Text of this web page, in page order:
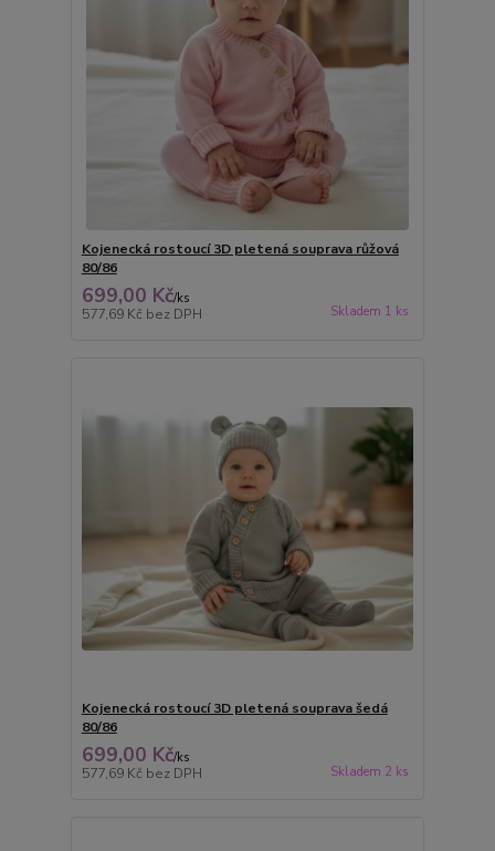
Kojenecká rostoucí 3D pletená souprava růžová
80/86
699,00 Kč/ks
577,69 Kč bez DPH Skladem 1 ks
Kojenecká rostoucí 3D pletená souprava šedá
80/86
699,00 Kč/ks
577,69 Kč bez DPH Skladem 2 ks